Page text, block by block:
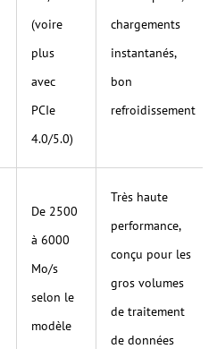
(voire
plus
avec
PCIe
4.0/5.0)
chargements
instantanés,
bon
refroidissement
De 2500
à 6000
Mo/s
selon le
modèle
Très haute
performance,
conçu pour les
gros volumes
de traitement
de données